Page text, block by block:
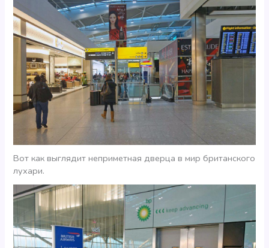
Вот как выглядит неприметная дверца в мир британского
лухари.